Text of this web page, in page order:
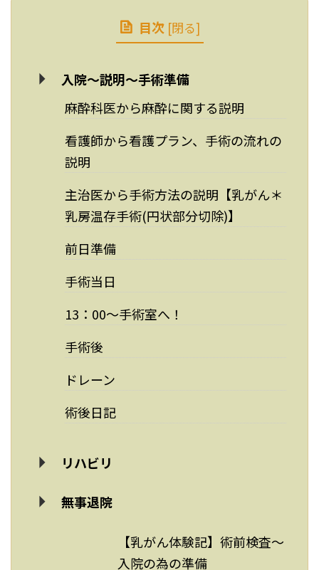
目次 [閉る]
入院～説明～手術準備
麻酔科医から麻酔に関する説明
看護師から看護プラン、手術の流れの
説明
主治医から手術方法の説明【乳がん＊
乳房温存手術(円状部分切除)】
前日準備
手術当日
13：00～手術室へ！
手術後
ドレーン
術後日記
リハビリ
無事退院
【乳がん体験記】術前検査～
入院の為の準備